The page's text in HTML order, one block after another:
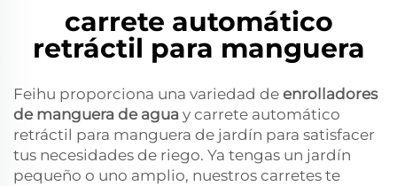
carrete automático
retráctil para manguera
Feihu proporciona una variedad de enrolladores
de manguera de agua y carrete automático
retráctil para manguera de jardín para satisfacer
tus necesidades de riego. Ya tengas un jardín
pequeño o uno amplio, nuestros carretes te